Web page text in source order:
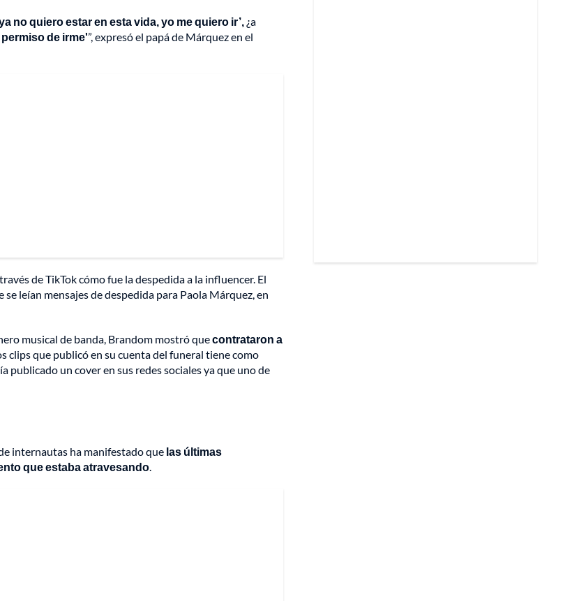
no quiero estar en esta vida, yo me quiero ir’, ¿a
de irme'”, expresó el papá de Márquez en el
de TikTok cómo fue la despedida a la influencer. El
leían mensajes de despedida para Paola Márquez, en
musical de banda, Brandom mostró quecontrataron a
clips que publicó en su cuenta del funeral tiene como
publicado un cover en sus redes sociales ya que uno de
internautas ha manifestado que las últimas
que estaba atravesando.